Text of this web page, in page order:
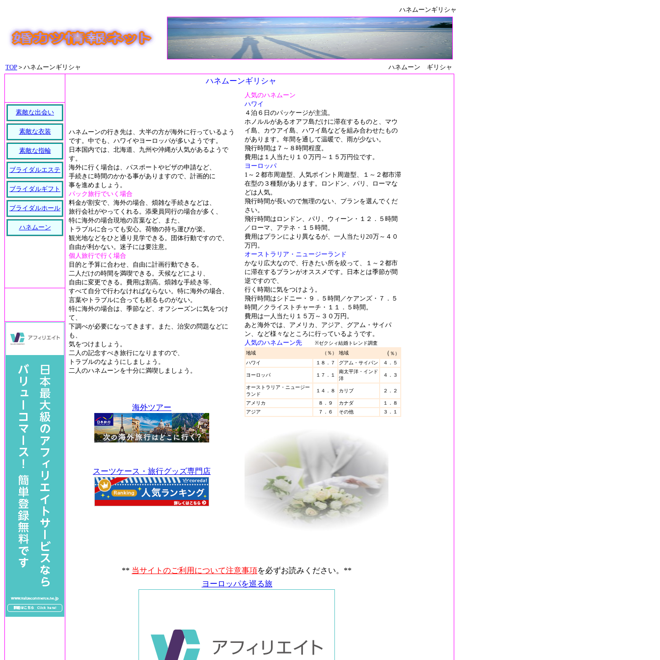
ハネムーンギリシャ
TOP ＞ハネムーンギリシャ ハネムーン ギリシャ
ハネムーンギリシャ
ハネムーンの行き先は、大半の方が海外に行っているよう
です。中でも、ハワイやヨーロッパが多いようです。
日本国内では、北海道、九州や沖縄が人気があるようで
す。
海外に行く場合は、パスポートやビザの申請など、
手続きに時間のかかる事がありますので、計画的に
事を進めましょう。
パック旅行でいく場合
料金が割安で、海外の場合、煩雑な手続きなどは、
旅行会社がやってくれる。添乗員同行の場合が多く、
特に海外の場合現地の言葉など、また、
トラブルに合っても安心。荷物の持ち運びが楽。
観光地などをひと通り見学できる。団体行動ですので、
自由が利かない。迷子には要注意。
個人旅行で行く場合
目的と予算に合わせ、自由に計画行動できる。
二人だけの時間を満喫できる。天候などにより、
自由に変更できる。費用は割高。煩雑な手続き等、
すべて自分で行わなければならない。特に海外の場合、
言葉やトラブルに合っても頼るものがない。
特に海外の場合は、季節など、オフシーズンに気をつけ
て、
下調べが必要になってきます。また、治安の問題などに
も、
気をつけましょう。
二人の記念すべき旅行になりますので、
トラブルのなようにしましょう。
二人のハネムーンを十分に満喫しましょう。
海外ツアー
スーツケース・旅行グッズ専門店
人気のハネムーン
ハワイ
４泊６日のパッケージが主流。
ホノルルがあるオアフ島だけに滞在するものと、マウ
イ島、カウアイ島、ハワイ島などを組み合わせたもの
があります。年間を通して温暖で、雨が少ない。
飛行時間は７～８時間程度。
費用は１人当たり１０万円～１５万円位です。
ヨーロッパ
1～２都市周遊型、人気ポイント周遊型、１～２都市滞
在型の３種類があります。ロンドン、パリ、ローマな
どは人気。
飛行時間が長いので無理のない、プランを選んでくだ
さい。
飛行時間はロンドン、パリ、ウィーン・１２．５時間
／ローマ、アテネ・１５時間。
費用はプランにより異なるが、一人当たり20万～４０
万円。
オーストラリア・ニュージーランド
かなり広大なので、行きたい所を絞って、１～２都市
に滞在するプランがオススメです。日本とは季節が間
逆ですので、
行く時期に気をつけよう。
飛行時間はシドニー・９．５時間／ケアンズ・７．５
時間／クライストチャーチ・１１．５時間。
費用は一人当たり１５万～３０万円。
あと海外では、アメリカ、アジア、グアム・サイパ
ン、など様々なところに行っているようです。
人気のハネムーン先
※ゼクシィ結婚トレンド調査
地域
（％） 地域 （ ％）
ハワイ
１８．７ グアム・サイパン ４．５
ヨーロッパ １７．１
南太平洋・インド
洋
４．３
オーストラリア・ニュージー
ランド
１４．８ カリブ ２．２
アメリカ ８．９ カナダ
１．８
アジア
７．６ その他 ３．１
** 当サイトのご利用について注意事項を必ずお読みください。**
ヨーロッパを巡る旅
素敵な出会い
素敵な衣装
素敵な指輪
ブライダルエステ
ブライダルギフト
ブライダルホール
ハネムーン